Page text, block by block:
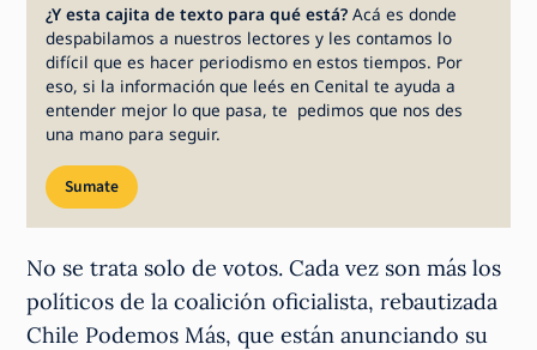
¿Y esta cajita de texto para qué está?Acá es donde
despabilamos a nuestros lectores y les contamos lo
difícil que es hacer periodismo en estos tiempos. Por
eso, si la información que leés en Cenital te ayuda a
entender mejor lo que pasa, te pedimos que nos des
una mano para seguir.
Sumate
No se trata solo de votos. Cada vez son más los
políticos de la coalición oficialista, rebautizada
Chile Podemos Más, que están anunciando su